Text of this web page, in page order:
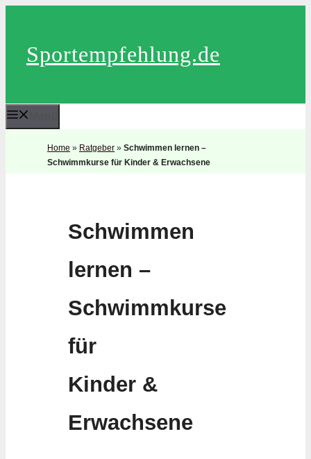
springen
Sportempfehlung.de
Home » Ratgeber » Schwimmen lernen –
Schwimmkurse für Kinder & Erwachsene
Schwimmen
lernen –
Schwimmkurse
für
Kinder &
Erwachsene